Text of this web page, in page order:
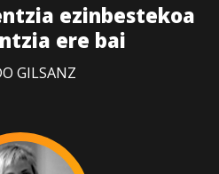
ezinbestekoa
ere bai
GILSANZ